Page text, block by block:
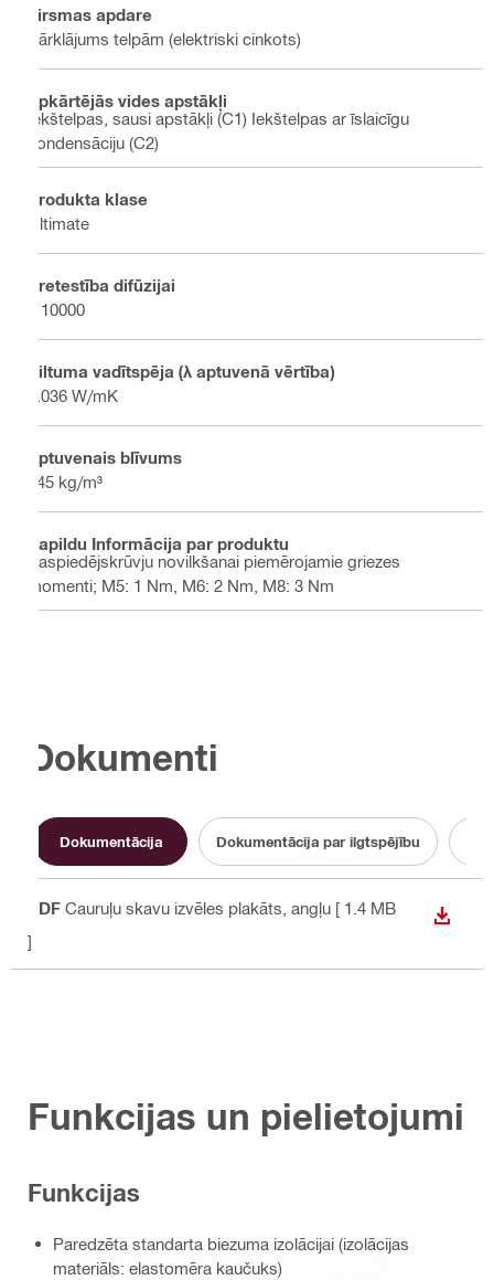
Virsmas apdare
Pārklājums telpām (elektriski cinkots)
Apkārtējās vides apstākļi
Iekštelpas, sausi apstākļi (C1) Iekštelpas ar īslaicīgu
kondensāciju (C2)
Produkta klase
Ultimate
Pretestība difūzijai
≥ 10000
Siltuma vadītspēja (λ aptuvenā vērtība)
0.036 W/mK
Aptuvenais blīvums
145 kg/m³
Papildu Informācija par produktu
Saspiedējskrūvju novilkšanai piemērojamie griezes
momenti; M5: 1 Nm, M6: 2 Nm, M8: 3 Nm
Dokumenti
Dokumentācija Dokumentācija par ilgtspējību
PDF Cauruļu skavu izvēles plakāts , angļu [ 1.4 MB
]
Funkcijas un pielietojumi
Funkcijas
Paredzēta standarta biezuma izolācijai (izolācijas
materiāls: elastomēra kaučuks)